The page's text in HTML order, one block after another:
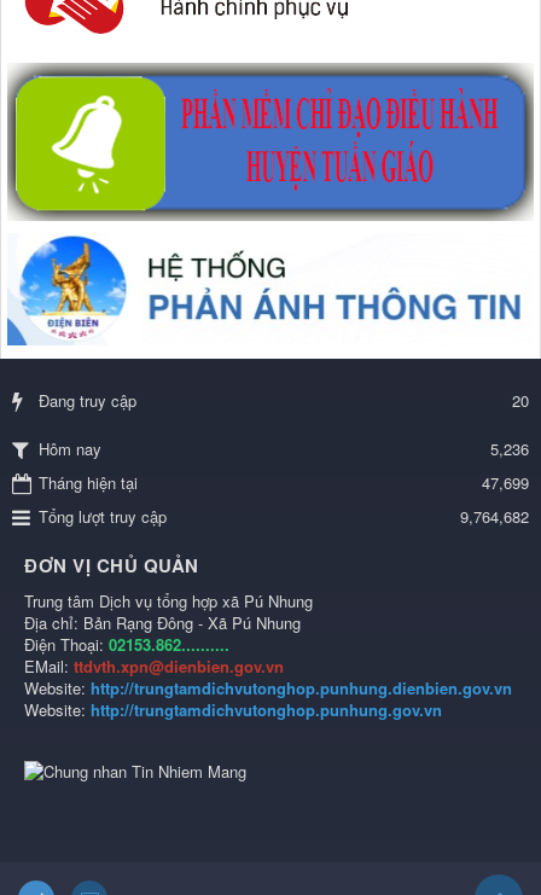
Đang truy cập 20
Hôm nay
5,236
Tháng hiện tại
47,699
Tổng lượt truy cập
9,764,682
ĐƠN VỊ CHỦ QUẢN
Trung tâm Dịch vụ tổng hợp xã Pú Nhung
Địa chỉ: Bản Rạng Đông - Xã Pú Nhung
Điện Thoại: 02153.862..........
EMail: ttdvth.xpn@dienbien.gov.vn
Website: http://trungtamdichvutonghop.punhung.dienbien.gov.vn
Website: http://trungtamdichvutonghop.punhung.gov.vn